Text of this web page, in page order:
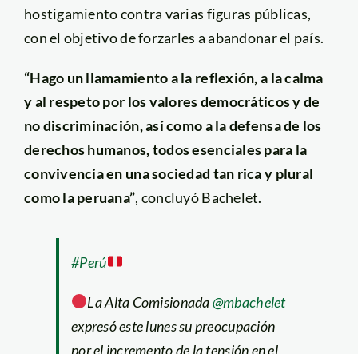
hostigamiento contra varias figuras públicas,
con el objetivo de forzarles a abandonar el país.
“Hago un llamamiento a la reflexión, a la calma
y al respeto por los valores democráticos y de
no discriminación, así como a la defensa de los
derechos humanos, todos esenciales para la
convivencia en una sociedad tan rica y plural
como la peruana”, concluyó Bachelet.
#Perú
La Alta Comisionada@mbachelet
expresó este lunes su preocupación
por el incremento de la tensión en el